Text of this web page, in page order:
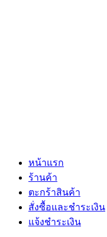
หน้าแรก
ร้านค้า
ตะกร้าสินค้า
สั่งซื้อและชำระเงิน
แจ้งชำระเงิน